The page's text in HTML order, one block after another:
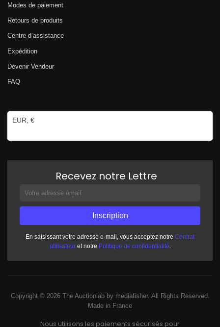
Modes de paiement
Retours de produits
Centre d’assistance
Expédition
Devenir Vendeur
FAQ
EUR, €
Recevez notre Lettre
En saisissant votre adresse e-mail, vous acceptez notre Contrat
utilisateuret notre Politique de confidentialité.
Copyright © 2026 The Auctionlab by mediafisher. All Rights Reserved.
Made in France
Nous utilisons les paiements sécurisés pour